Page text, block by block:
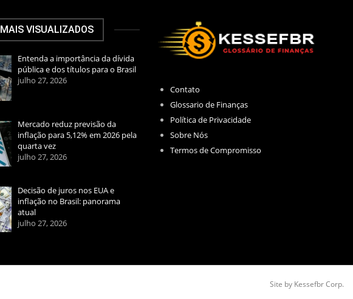
MAIS VISUALIZADOS
Entenda a importância da dívida
pública e dos títulos para o Brasil
julho 27, 2026
Mercado reduz previsão da
inflação para 5,12% em 2026 pela
quarta vez
julho 27, 2026
Decisão de juros nos EUA e
inflação no Brasil: panorama
atual
julho 27, 2026
Contato
Glossario de Finanças
Política de Privacidade
Sobre Nós
Termos de Compromisso
Site by Kessefbr Corp.